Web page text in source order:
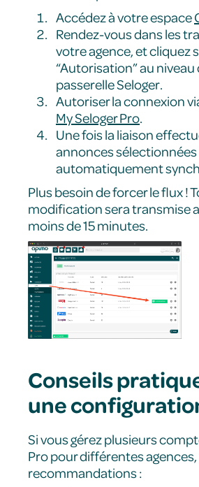
Accédez à votre espace
Rendez-vous dans les
votre agence, et cliquez
“Autorisation” au
passerelle Seloger.
Autoriser la connexion
My Seloger Pro.
Une fois la liaison
annonces
automatiquement
Plus besoin de forcer le flux !
modification sera transmise
moins de 15 minutes.
Conseils
une
Si vous gérez plusieurs
Pro pour différentes
recommandations :